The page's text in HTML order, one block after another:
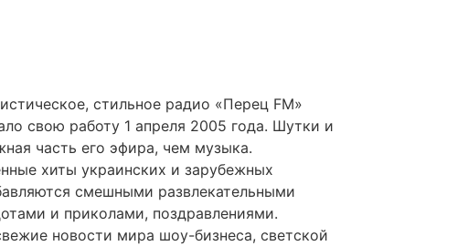
стильное радио «Перец FM»
свою работу 1 апреля 2005 года. Шутки и
часть его эфира, чем музыка.
хиты украинских и зарубежных
смешными развлекательными
и приколами, поздравлениями.
новости мира шоу-бизнеса, светской